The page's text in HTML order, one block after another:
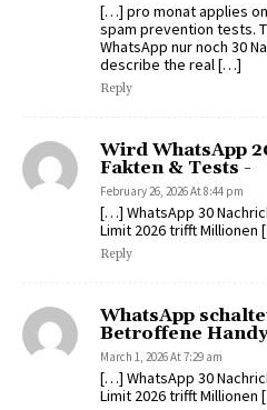
[…] pro monat applies
spam prevention tests.
WhatsApp nur noch 30
describe the real […]
Reply
Wird WhatsApp
Fakten & Tests -
February 26, 2026 At 8:44 pm
[…] WhatsApp 30
Limit 2026 trifft Millionen
Reply
WhatsApp
Betroffene
March 1, 2026 At 7:29 am
[…] WhatsApp 30
Limit 2026 trifft Millionen